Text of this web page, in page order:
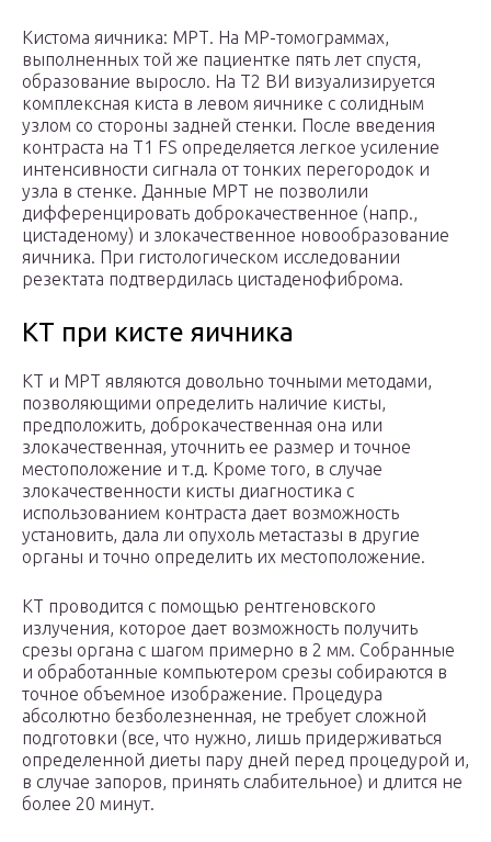
Кистома яичника: МРТ. На МР-томограммах,
выполненных той же пациентке пять лет спустя,
образование выросло. На Т2 ВИ визуализируется
комплексная киста в левом яичнике с солидным
узлом со стороны задней стенки. После введения
контраста на Т1 FS определяется легкое усиление
интенсивности сигнала от тонких перегородок и
узла в стенке. Данные МРТ не позволили
дифференцировать доброкачественное (напр.,
цистаденому) и злокачественное новообразование
яичника. При гистологическом исследовании
резектата подтвердилась цистаденофиброма.
КТ при кисте яичника
КТ и МРТ являются довольно точными методами,
позволяющими определить наличие кисты,
предположить, доброкачественная она или
злокачественная, уточнить ее размер и точное
местоположение и т.д. Кроме того, в случае
злокачественности кисты диагностика с
использованием контраста дает возможность
установить, дала ли опухоль метастазы в другие
органы и точно определить их местоположение.
КТ проводится с помощью рентгеновского
излучения, которое дает возможность получить
срезы органа с шагом примерно в 2 мм. Собранные
и обработанные компьютером срезы собираются в
точное объемное изображение. Процедура
абсолютно безболезненная, не требует сложной
подготовки (все, что нужно, лишь придерживаться
определенной диеты пару дней перед процедурой и,
в случае запоров, принять слабительное) и длится не
более 20 минут.